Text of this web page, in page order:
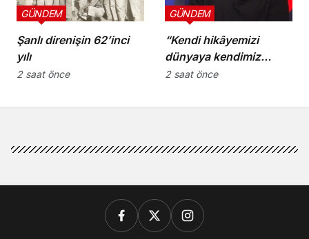
Şanlı direnişin 62’inci
yılı
GÜNDEM
2 saat önce
“Kendi hikâyemizi
dünyaya kendimiz
anlatmalıyız”
GÜNDEM
2 saat önce